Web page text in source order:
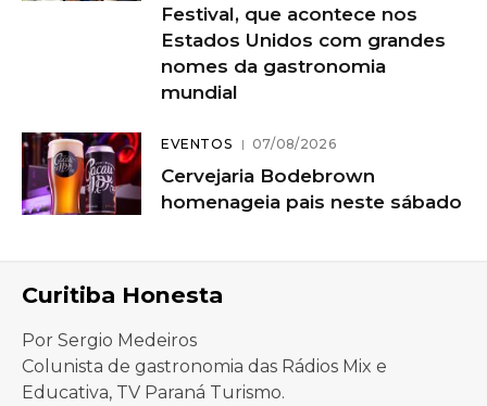
Festival, que acontece nos
Estados Unidos com grandes
nomes da gastronomia
mundial
EVENTOS 07/08/2026
Cervejaria Bodebrown
homenageia pais neste sábado
Curitiba Honesta
Por Sergio Medeiros
Colunista de gastronomia das Rádios Mix e
Educativa, TV Paraná Turismo.